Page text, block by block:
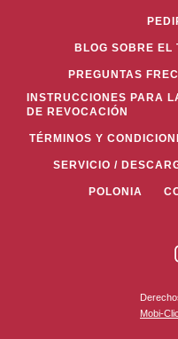
BLOG SOBRE EL
PREGUNTAS
INSTRUCCIONES PARA
DE REVOCACIÓN
TÉRMINOS Y
SERVICIO /
POLONIA
Mobi-